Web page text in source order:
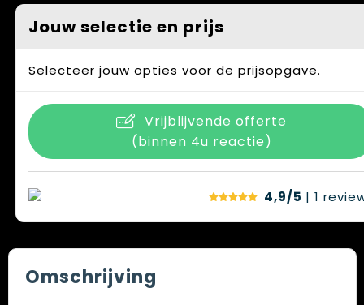
Jouw selectie en prijs
Selecteer jouw opties voor de prijsopgave.
Vrijblijvende offerte
(binnen 4u reactie)
4,9/5 | 1
Omschrijving